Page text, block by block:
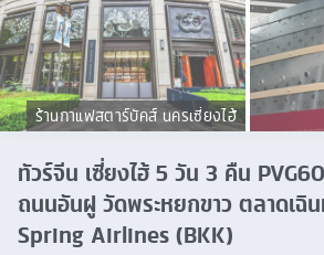
ร้านกาแฟสตาร์บัคส์ นครเซี่ยงไฮ้
ทัวร์จีน เซี่ยงไฮ้ 5 วัน 3 คืน
ถนนอันฝู วัดพระหยกขาว ตลาดเฉิ
Spring Airlines (BKK)